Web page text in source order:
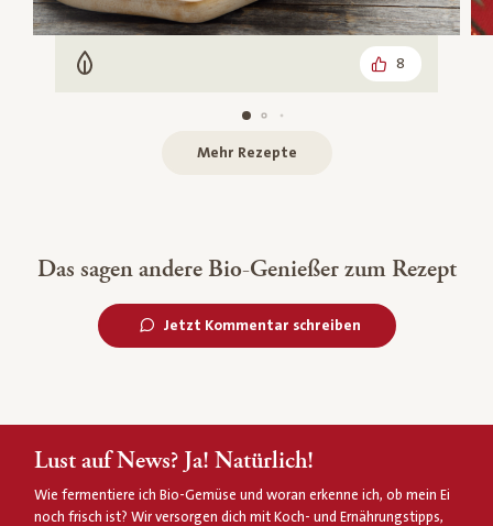
Vegetarisch 8
Mehr Rezepte
Das sagen andere Bio-Genießer zum Rezept
Jetzt Kommentar schreiben
Lust auf News? Ja! Natürlich!
Wie fermentiere ich Bio-Gemüse und woran erkenne ich, ob mein Ei
noch frisch ist? Wir versorgen dich mit Koch- und Ernährungstipps,